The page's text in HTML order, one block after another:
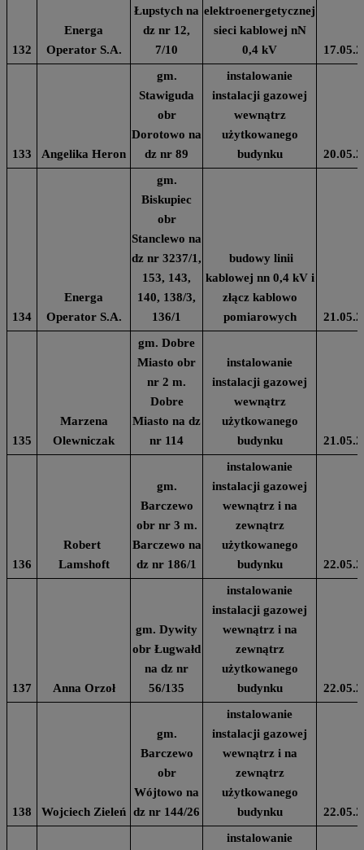
132
Energa
Operator S.A.
Łupstych na
dz nr 12,
7/10
elektroenergetycznej
sieci kablowej nN
0,4 kV
133 Angelika Heron
gm.
Stawiguda
obr
Dorotowo na
dz nr 89
instalowanie
instalacji gazowej
wewnątrz
użytkowanego
budynku
134
Energa
Operator S.A.
gm.
Biskupiec
obr
Stanclewo na
dz nr 3237/1,
153, 143,
140, 138/3,
136/1
budowy linii
kablowej nn 0,4 kV i
złącz kablowo
pomiarowych
135
Marzena
Olewniczak
gm. Dobre
Miasto obr
nr 2 m.
Dobre
Miasto na dz
nr 114
instalowanie
instalacji gazowej
wewnątrz
użytkowanego
budynku
136
Robert
Lamshoft
gm.
Barczewo
obr nr 3 m.
Barczewo na
dz nr 186/1
instalowanie
instalacji gazowej
wewnątrz i na
zewnątrz
użytkowanego
budynku
137 Anna Orzoł
gm. Dywity
obr Ługwałd
na dz nr
56/135
instalowanie
instalacji gazowej
wewnątrz i na
zewnątrz
użytkowanego
budynku
138 Wojciech Zieleń
gm.
Barczewo
obr
Wójtowo na
dz nr 144/26
instalowanie
instalacji gazowej
wewnątrz i na
zewnątrz
użytkowanego
budynku
instalowanie